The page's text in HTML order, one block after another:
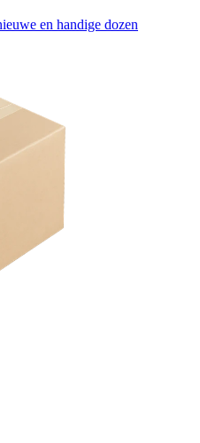
en handige dozen